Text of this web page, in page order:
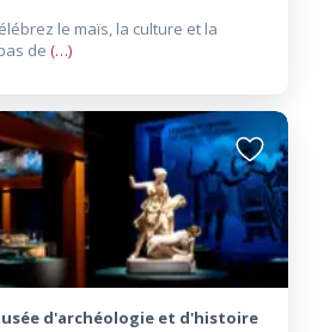
le maïs, la culture et la
de (…)
Ajouter
aux
favoris
d'archéologie et d'histoire